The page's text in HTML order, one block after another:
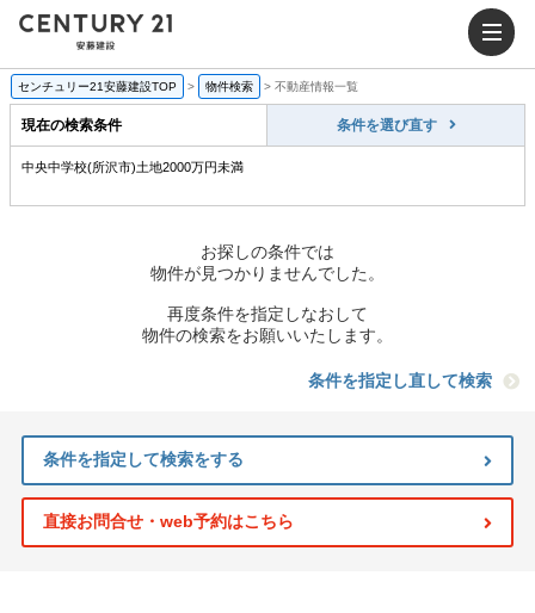
センチュリー21安藤建設TOP > 物件検索 > 不動産情報一覧
現在の検索条件 条件を選び直す
中央中学校(所沢市)土地2000万円未満
お探しの条件では
物件が見つかりませんでした。
再度条件を指定しなおして
物件の検索をお願いいたします。
条件を指定し直して検索
条件を指定して検索をする
直接お問合せ・web予約はこちら